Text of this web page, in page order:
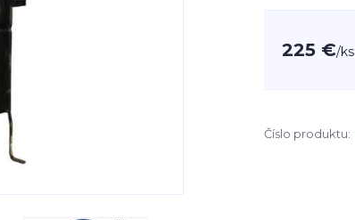
225 €/ks
Číslo produktu: